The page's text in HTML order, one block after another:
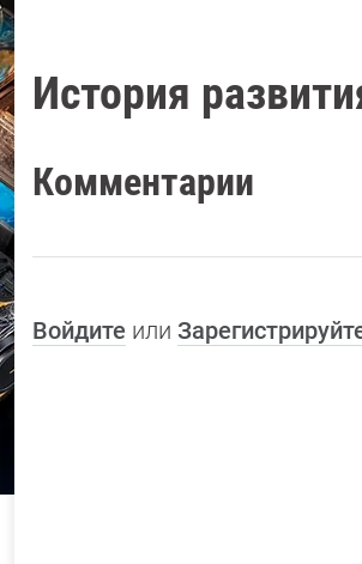
История
Комментарии
Войдите или